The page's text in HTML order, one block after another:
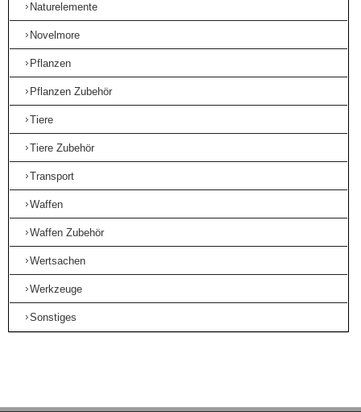
Naturelemente
Novelmore
Pflanzen
Pflanzen Zubehör
Tiere
Tiere Zubehör
Transport
Waffen
Waffen Zubehör
Wertsachen
Werkzeuge
Sonstiges